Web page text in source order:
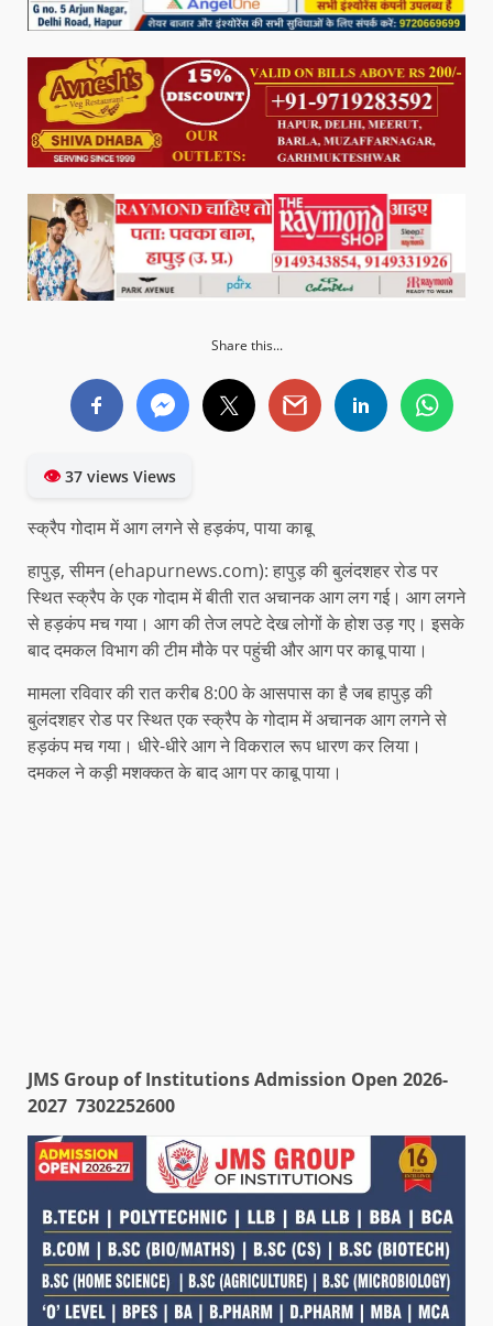
Share this...
👁37 views Views
स्क्रैप गोदाम में आग लगने से हड़कंप, पाया काबू
हापुड़, सीमन (ehapurnews.com): हापुड़ की बुलंदशहर रोड पर
स्थित स्क्रैप के एक गोदाम में बीती रात अचानक आग लग गई। आग लगने
से हड़कंप मच गया। आग की तेज लपटे देख लोगों के होश उड़ गए। इसके
बाद दमकल विभाग की टीम मौके पर पहुंची और आग पर काबू पाया।
मामला रविवार की रात करीब 8:00 के आसपास का है जब हापुड़ की
बुलंदशहर रोड पर स्थित एक स्क्रैप के गोदाम में अचानक आग लगने से
हड़कंप मच गया। धीरे-धीरे आग ने विकराल रूप धारण कर लिया।
दमकल ने कड़ी मशक्कत के बाद आग पर काबू पाया।
JMS Group of Institutions Admission Open 2026-
2027 7302252600